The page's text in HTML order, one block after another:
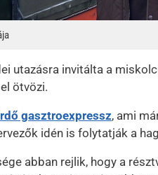
utazásra invitálta a
ötvözi.
gasztroexpressz, ami
idén is folytatják a
abban rejlik, hogy a